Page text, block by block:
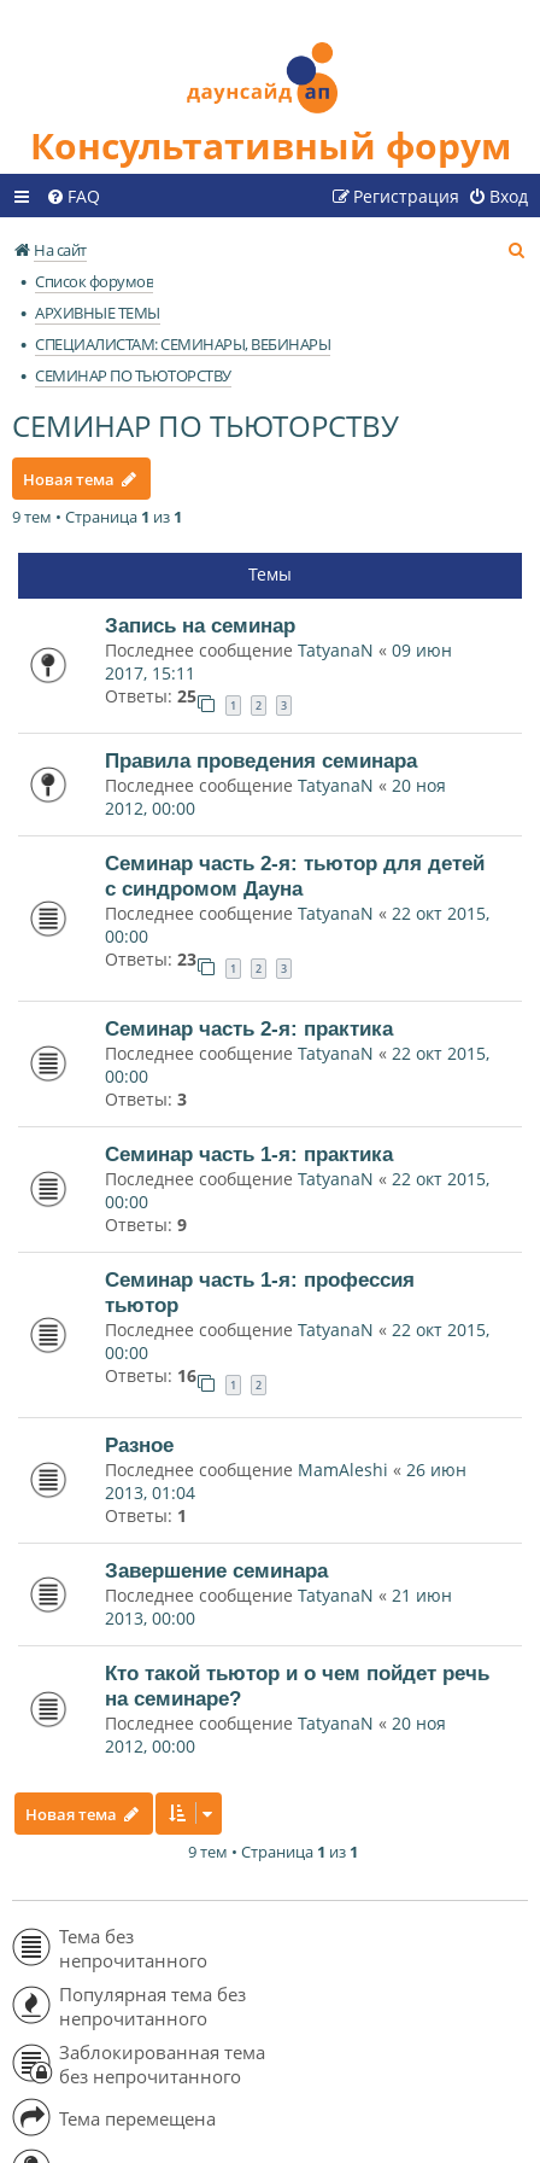
Консультативный форум
FAQ Вход
Регистрация
На сайт
Список форумов
АРХИВНЫЕ ТЕМЫ
СПЕЦИАЛИСТАМ: СЕМИНАРЫ, ВЕБИНАРЫ
СЕМИНАР ПО ТЬЮТОРСТВУ
СЕМИНАР ПО ТЬЮТОРСТВУ
Новая тема
9 тем • Страница 1 из 1
Темы
Запись на семинар
Последнее сообщение TatyanaN « 09 июн
2017, 15:11
Ответы: 25 1 2 3
Правила проведения семинара
Последнее сообщение TatyanaN « 20 ноя
2012, 00:00
Семинар часть 2-я: тьютор для детей
с синдромом Дауна
Последнее сообщение TatyanaN « 22 окт 2015,
00:00
Ответы: 23 1 2 3
Семинар часть 2-я: практика
Последнее сообщение TatyanaN « 22 окт 2015,
00:00
Ответы: 3
Семинар часть 1-я: практика
Последнее сообщение TatyanaN « 22 окт 2015,
00:00
Ответы: 9
Семинар часть 1-я: профессия
тьютор
Последнее сообщение TatyanaN « 22 окт 2015,
00:00
Ответы: 16 1 2
Разное
Последнее сообщение MamAleshi « 26 июн
2013, 01:04
Ответы: 1
Завершение семинара
Последнее сообщение TatyanaN « 21 июн
2013, 00:00
Кто такой тьютор и о чем пойдет речь
на семинаре?
Последнее сообщение TatyanaN « 20 ноя
2012, 00:00
Новая тема
9 тем • Страница 1 из 1
Тема без
непрочитанного
Популярная тема без
непрочитанного
Заблокированная тема
без непрочитанного
Тема перемещена